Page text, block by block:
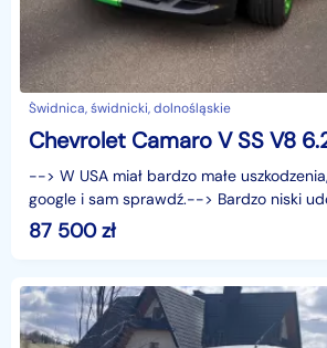
Świdnica, świdnicki, dolnośląskie
--> W USA miał bardzo małe
google i sam sprawdź.--> Bardzo niski
przebieg - na co dzień jeżdżę służbową
87 500zł